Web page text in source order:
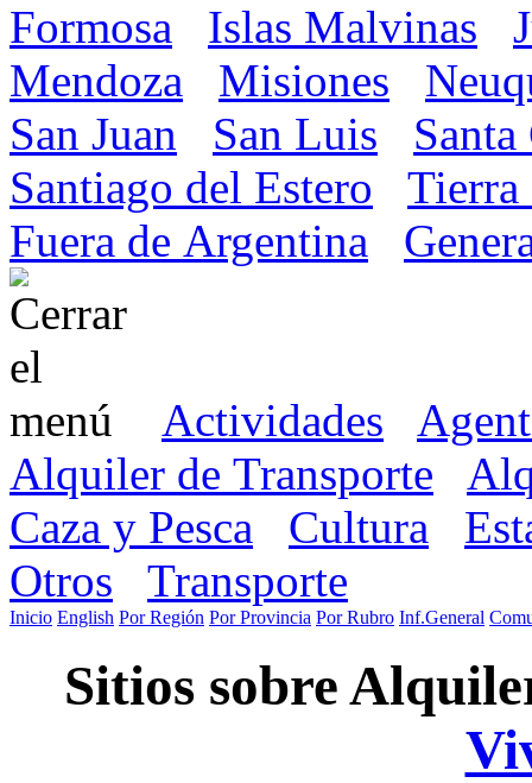
Formosa
Islas Malvinas
Mendoza
Misiones
San Juan
San Luis
Santiago del Estero
Tierra
Fuera de Argentina
Actividades
Alquiler de Transporte
Caza y Pesca
Cultura
Otros
Transporte
Inicio English Por Región Por Provincia Por Rubro Inf.General
Sitios sobre